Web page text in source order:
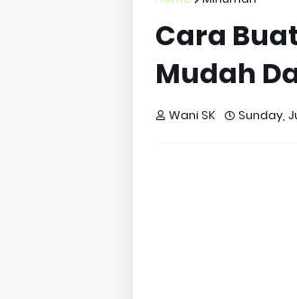
Cara
Mudah
Wani SK Sunday,